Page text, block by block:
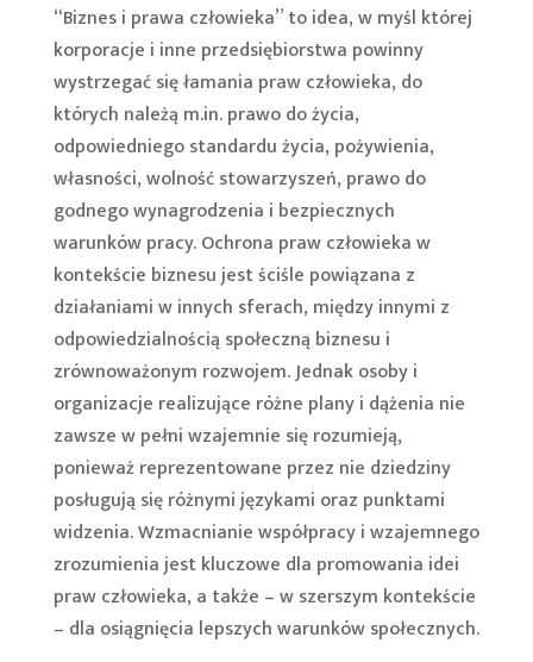
“Biznes i prawa człowieka” to idea, w myśl której
korporacje i inne przedsiębiorstwa powinny
wystrzegać się łamania praw człowieka, do
których należą m.in. prawo do życia,
odpowiedniego standardu życia, pożywienia,
własności, wolność stowarzyszeń, prawo do
godnego wynagrodzenia i bezpiecznych
warunków pracy. Ochrona praw człowieka w
kontekście biznesu jest ściśle powiązana z
działaniami w innych sferach, między innymi z
odpowiedzialnością społeczną biznesu i
zrównoważonym rozwojem. Jednak osoby i
organizacje realizujące różne plany i dążenia nie
zawsze w pełni wzajemnie się rozumieją,
ponieważ reprezentowane przez nie dziedziny
posługują się różnymi językami oraz punktami
widzenia. Wzmacnianie współpracy i wzajemnego
zrozumienia jest kluczowe dla promowania idei
praw człowieka, a także – w szerszym kontekście
– dla osiągnięcia lepszych warunków społecznych.